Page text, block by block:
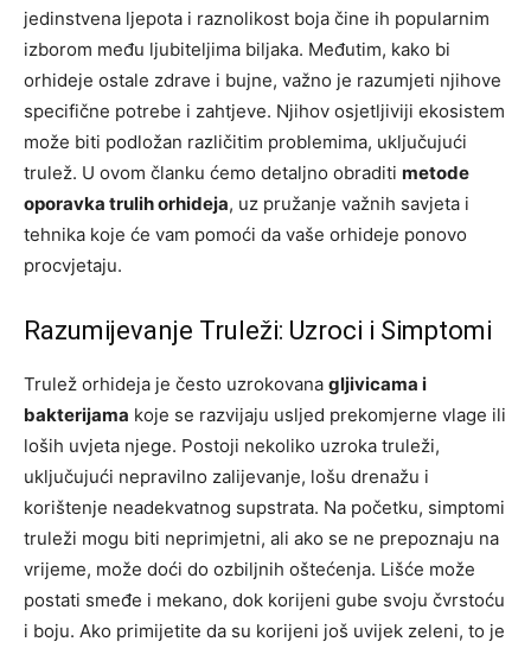
jedinstvena ljepota i raznolikost boja čine ih popularnim
izborom među ljubiteljima biljaka. Međutim, kako bi
orhideje ostale zdrave i bujne, važno je razumjeti njihove
specifične potrebe i zahtjeve. Njihov osjetljiviji ekosistem
može biti podložan različitim problemima, uključujući
trulež. U ovom članku ćemo detaljno obraditi metode
oporavka trulih orhideja, uz pružanje važnih savjeta i
tehnika koje će vam pomoći da vaše orhideje ponovo
procvjetaju.
Razumijevanje Truleži: Uzroci i Simptomi
Trulež orhideja je često uzrokovana gljivicama i
bakterijama koje se razvijaju usljed prekomjerne vlage ili
loših uvjeta njege. Postoji nekoliko uzroka truleži,
uključujući nepravilno zalijevanje, lošu drenažu i
korištenje neadekvatnog supstrata. Na početku, simptomi
truleži mogu biti neprimjetni, ali ako se ne prepoznaju na
vrijeme, može doći do ozbiljnih oštećenja. Lišće može
postati smeđe i mekano, dok korijeni gube svoju čvrstoću
i boju. Ako primijetite da su korijeni još uvijek zeleni, to je